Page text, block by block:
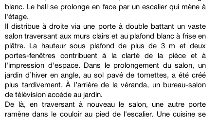
blanc. Le hall se prolonge en face par un escalier qui mène à
l'étage.
Il distribue à droite via une porte à double battant un vaste
salon traversant aux murs clairs et au plafond blanc à frise en
plâtre. La hauteur sous plafond de plus de 3 m et deux
portes-fenêtres contribuent à la clarté de la pièce et à
l'impression d'espace. Dans le prolongement du salon, un
jardin d’hiver en angle, au sol pavé de tomettes, a été créé
plus tardivement. À l’arrière de la véranda, un bureau-salon
de télévision accède au jardin.
De là, en traversant à nouveau le salon, une autre porte
ramène dans le couloir au pied de l'escalier. Une cuisine se